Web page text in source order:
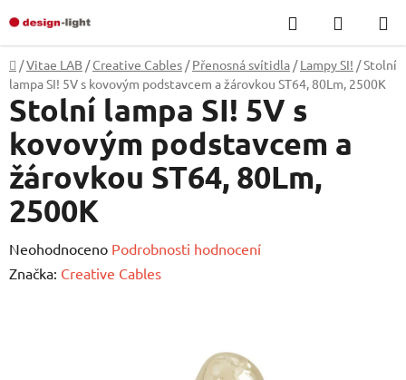
na
obsah
Hledat
KOŠÍK
Domů
/Vitae LAB / Creative Cables / Přenosná svítidla / Lampy SI! /Stolní
lampa SI! 5V s kovovým podstavcem a žárovkou ST64, 80Lm, 2500K
Stolní lampa SI! 5V s
kovovým podstavcem a
žárovkou ST64, 80Lm,
2500K
Průměrné
hodnocení
Neohodnoceno Podrobnosti hodnocení
Značka: Creative Cables